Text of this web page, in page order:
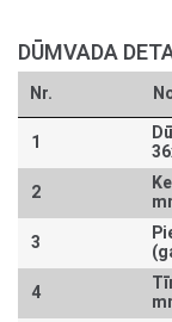
DŪMVADA
Nr.
1
2
3
4